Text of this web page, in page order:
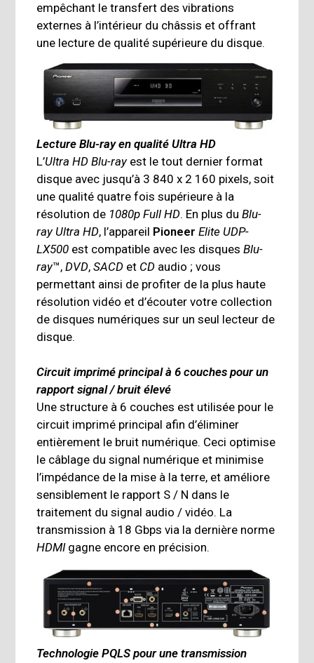
empêchant le transfert des vibrations
externes à l’intérieur du châssis et offrant
une lecture de qualité supérieure du disque.
Lecture Blu-ray en qualité Ultra HD
L’Ultra HD Blu-rayest le tout dernier format
disque avec jusqu’à 3 840 x 2 160 pixels, soit
une qualité quatre fois supérieure à la
résolution de 1080p Full HD. En plus duBlu-
ray Ultra HD, l’appareil Pioneer Elite UDP-
LX500 est compatible avec les disquesBlu-
ray™,DVD,SACD et CD audio ; vous
permettant ainsi de profiter de la plus haute
résolution vidéo et d’écouter votre collection
de disques numériques sur un seul lecteur de
disque.
Circuit imprimé principal à 6 couches pour un
rapport signal / bruit élevé
Une structure à 6 couches est utilisée pour le
circuit imprimé principal afin d’éliminer
entièrement le bruit numérique. Ceci optimise
le câblage du signal numérique et minimise
l’impédance de la mise à la terre, et améliore
sensiblement le rapport S / N dans le
traitement du signal audio / vidéo. La
transmission à 18 Gbps via la dernière norme
HDMIgagne encore en précision.
Technologie PQLS pour une transmission